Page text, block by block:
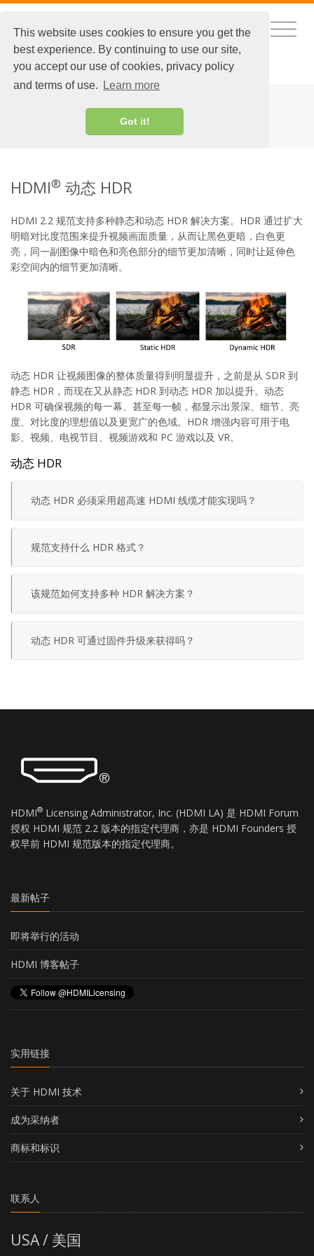
This website uses cookies to ensure you get the
best experience. By continuing to use our site,
you accept our use of cookies, privacy policy
and terms of use.
Learn more
Got it!
ENGLISH | EXTRANET LOGIN
HDMI® 动态 HDR
HDMI® 动态 HDR
HDMI 2.2 规范支持多种静态和动态 HDR 解决方案。HDR 通过扩大
明暗对比度范围来提升视频画面质量，从而让黑色更暗，白色更
亮，同一副图像中暗色和亮色部分的细节更加清晰，同时让延伸色
彩空间内的细节更加清晰。
动态 HDR 让视频图像的整体质量得到明显提升，之前是从 SDR 到
静态 HDR，而现在又从静态 HDR 到动态 HDR 加以提升。动态
HDR 可确保视频的每一幕、甚至每一帧，都显示出景深、细节、亮
度、对比度的理想值以及更宽广的色域。HDR 增强内容可用于电
影、视频、电视节目、视频游戏和 PC 游戏以及 VR。
动态 HDR
动态 HDR 必须采用超高速 HDMI 线缆才能实现吗？
规范支持什么 HDR 格式？
该规范如何支持多种 HDR 解决方案？
动态 HDR 可通过固件升级来获得吗？
HDMI® Licensing Administrator, Inc. (HDMI LA) 是 HDMI Forum
授权 HDMI 规范 2.2 版本的指定代理商，亦是 HDMI Founders 授
权早前 HDMI 规范版本的指定代理商。
最新帖子
即将举行的活动
HDMI 博客帖子
实用链接
关于 HDMI 技术
成为采纳者
商标和标识
联系人
USA / 美国